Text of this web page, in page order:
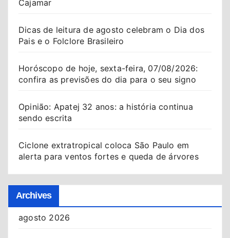
Cajamar
Dicas de leitura de agosto celebram o Dia dos
Pais e o Folclore Brasileiro
Horóscopo de hoje, sexta-feira, 07/08/2026:
confira as previsões do dia para o seu signo
Opinião: Apatej 32 anos: a história continua
sendo escrita
Ciclone extratropical coloca São Paulo em
alerta para ventos fortes e queda de árvores
Archives
agosto 2026